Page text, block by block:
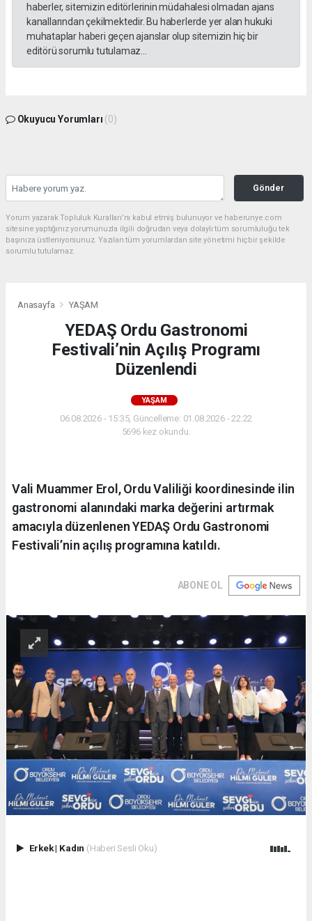
haberler, sitemizin editörlerinin müdahalesi olmadan ajans
kanallarından çekilmektedir. Bu haberlerde yer alan hukuki
muhataplar haberi geçen ajanslar olup sitemizin hiç bir
editörü sorumlu tutulamaz...
Okuyucu Yorumları (0)
Gönder
Yorum yazarak Topluluk Kuralları’nı kabul etmiş bulunuyor ve haberunye.com
sitesine yaptığınız yorumunuzla ilgili doğrudan veya dolaylı tüm sorumluluğu tek
başınıza üstleniyorsunuz. Yazılan tüm yorumlardan site yönetimi hiçbir şekilde
sorumlu tutulamaz.
Anasayfa YAŞAM
YEDAŞ Ordu Gastronomi
Festivali’nin Açılış Programı
Düzenlendi
YAŞAM
06.08.2026 - 15:35, Güncelleme: 01.08.2026 - 22:22
5696 kez okundu.
Vali Muammer Erol, Ordu Valiliği koordinesinde ilin
gastronomi alanındaki marka değerini artırmak
amacıyla düzenlenen YEDAŞ Ordu Gastronomi
Festivali’nin açılış programına katıldı.
ABONE OL
Erkek| Kadın (Haberi Sesli Oku)